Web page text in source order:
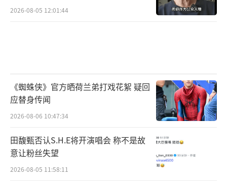
2026-08-05 12:01:44
《蜘蛛侠》官方晒荷兰弟打戏花絮 疑回
应替身传闻
2026-08-06 10:47:34
田馥甄否认S.H.E将开演唱会 称不是故
意让粉丝失望
2026-08-05 11:58:11